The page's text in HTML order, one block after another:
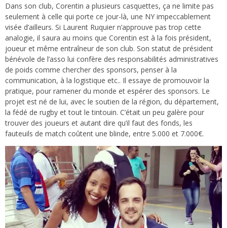
Dans son club, Corentin a plusieurs casquettes, ça ne limite pas
seulement à celle qui porte ce jour-là, une NY impeccablement
visée d’ailleurs. Si Laurent Ruquier n’approuve pas trop cette
analogie, il saura au moins que Corentin est à la fois président,
joueur et même entraîneur de son club. Son statut de président
bénévole de l’asso lui confère des responsabilités administratives
de poids comme chercher des sponsors, penser à la
communication, à la logistique etc.. Il essaye de promouvoir la
pratique, pour ramener du monde et espérer des sponsors. Le
projet est né de lui, avec le soutien de la région, du département,
la fédé de rugby et tout le tintouin. C’était un peu galère pour
trouver des joueurs et autant dire qu’il faut des fonds, les
fauteuils de match coûtent une blinde, entre 5.000 et 7.000€.